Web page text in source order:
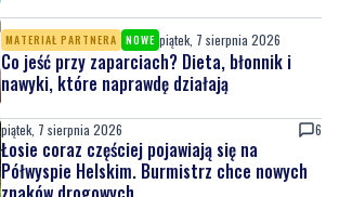
MATERIAŁ PARTNERA NOWE piątek, 7 sierpnia 2026
Co jeść przy zaparciach? Dieta, błonnik i
nawyki, które naprawdę działają
piątek, 7 sierpnia 2026 6
Łosie coraz częściej pojawiają się na
Półwyspie Helskim. Burmistrz chce nowych